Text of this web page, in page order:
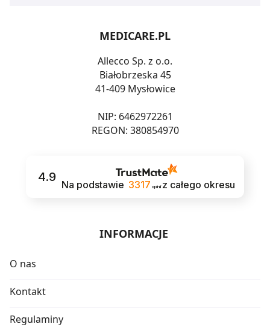
MEDICARE.PL
Allecco Sp. z o.o.
Białobrzeska 45
41-409 Mysłowice
NIP: 6462972261
REGON: 380854970
4.9
Na podstawie 3317 opinii z całego okresu
INFORMACJE
O nas
Kontakt
Regulaminy